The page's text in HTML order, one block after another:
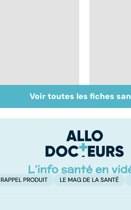
du sport à
c'est facile !
Don
pour
Voir toutes les fiches
RAPPEL PRODUIT LE MAG DE LA SANTÉ